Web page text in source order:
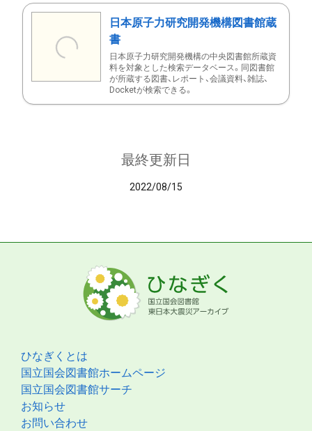
日本原子力研究開発機構図書館蔵
書
日本原子力研究開発機構の中央図書館所蔵資
料を対象とした検索データベース。同図書館
が所蔵する図書、レポート、会議資料、雑誌、
Docketが検索できる。
最終更新日
2022/08/15
ひなぎくとは
国立国会図書館ホームページ
国立国会図書館サーチ
お知らせ
お問い合わせ